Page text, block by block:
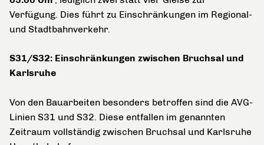
Verfügung. Dies führt zu Einschränkungen im Regional-
und Stadtbahnverkehr.
S31/S32: Einschränkungen zwischen Bruchsal und
Karlsruhe
Von den Bauarbeiten besonders betroffen sind die AVG-
Linien S31 und S32. Diese entfallen im genannten
Zeitraum vollständig zwischen Bruchsal und Karlsruhe